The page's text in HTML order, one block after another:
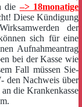
die–> 18monatige
Diese Kündigung
der
sich für eine
Aufnahmeantrag
bei der Kasse wie
Fall müssen Sie-
den Nachweis über
die Krankenkasse